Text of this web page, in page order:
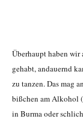
Überhaupt haben
gehabt, andauernd
zu tanzen. Das mag
bißchen am Alkohol
in Burma oder